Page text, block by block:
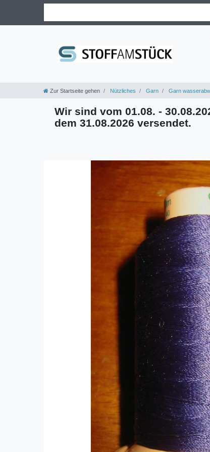
Zur Startseite gehen Nützliches Garn Garn
Wir sind vom 01.08. -
dem 31.08.2026 versendet.